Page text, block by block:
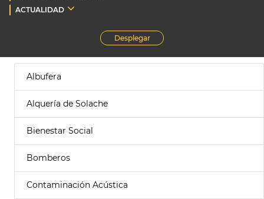
ACTUALIDAD
Desplegar
Albufera
Alquería de Solache
Bienestar Social
Bomberos
Contaminación Acústica